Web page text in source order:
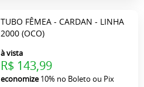
TUBO FÊMEA - CARDAN - LINHA
2000 (OCO)
à vista
R$ 143,99
economize10% no Boleto ou Pix